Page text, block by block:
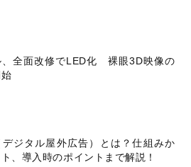
、全面改修でLED化 裸眼3D映像の
デジタル屋外広告）とは？仕組みか
、導入時のポイントまで解説！